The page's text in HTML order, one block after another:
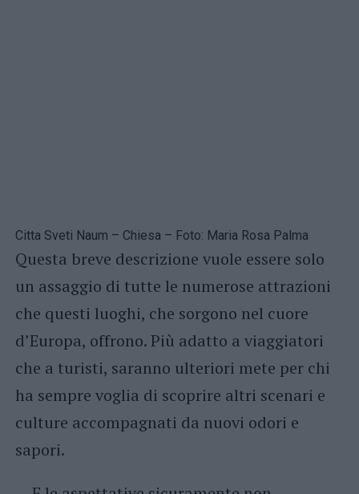
Citta Sveti Naum – Chiesa – Foto: Maria Rosa Palma
Questa breve descrizione vuole essere solo
un assaggio di tutte le numerose attrazioni
che questi luoghi, che sorgono nel cuore
d’Europa, offrono. Più adatto a viaggiatori
che a turisti, saranno ulteriori mete per chi
ha sempre voglia di scoprire altri scenari e
culture accompagnati da nuovi odori e
sapori.